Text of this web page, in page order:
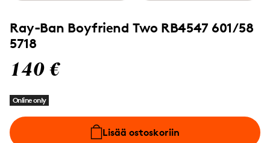
Ray-Ban Boyfriend Two RB4547 601/58
5718
140 €
Online only
Lisää ostoskoriin